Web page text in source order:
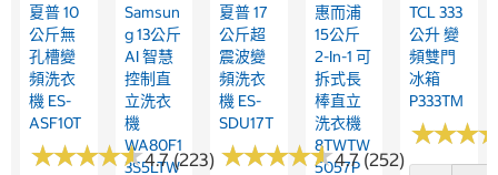
夏普 10
公斤無
孔槽變
頻洗衣
機 ES-
ASF10T
★★★★★
★★★★★4.7 (223)
Samsun
G 13公斤
AI 智慧
控制直
立洗衣
機
WA80F1
3S5LTW
夏普 17
公斤超
震波變
頻洗衣
機 ES-
SDU17T
★★★★★
★★★★★4.7 (252)
惠而浦
15公斤
2-In-1 可
拆式長
棒直立
洗衣機
8TWTW
5057P
TCL 333
公升 變
頻雙門
冰箱
P333TM
★★★
★★★